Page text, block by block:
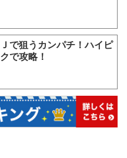
で狙うカンパチ！ハイピ
で攻略！